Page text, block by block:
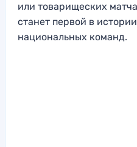
или товарищеских
станет первой в
национальных команд.